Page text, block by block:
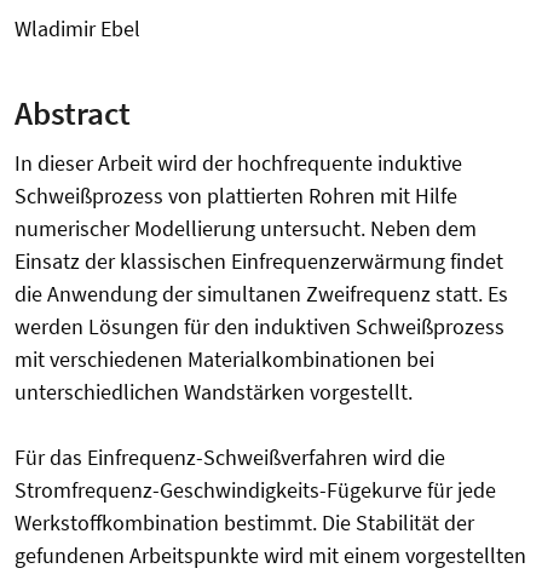
Wladimir Ebel
Abstract
In dieser Arbeit wird der hochfrequente induktive
Schweißprozess von plattierten Rohren mit Hilfe
numerischer Modellierung untersucht. Neben dem
Einsatz der klassischen Einfrequenzerwärmung findet
die Anwendung der simultanen Zweifrequenz statt. Es
werden Lösungen für den induktiven Schweißprozess
mit verschiedenen Materialkombinationen bei
unterschiedlichen Wandstärken vorgestellt.
Für das Einfrequenz-Schweißverfahren wird die
Stromfrequenz-Geschwindigkeits-Fügekurve für jede
Werkstoffkombination bestimmt. Die Stabilität der
gefundenen Arbeitspunkte wird mit einem vorgestellten